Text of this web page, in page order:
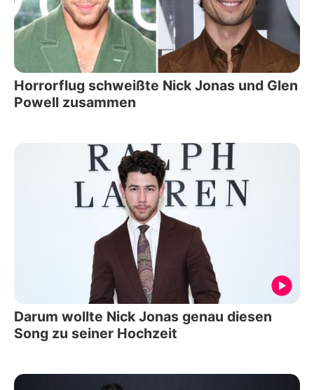
Horrorflug schweißte Nick Jonas und Glen
Powell zusammen
Darum wollte Nick Jonas genau diesen
Song zu seiner Hochzeit